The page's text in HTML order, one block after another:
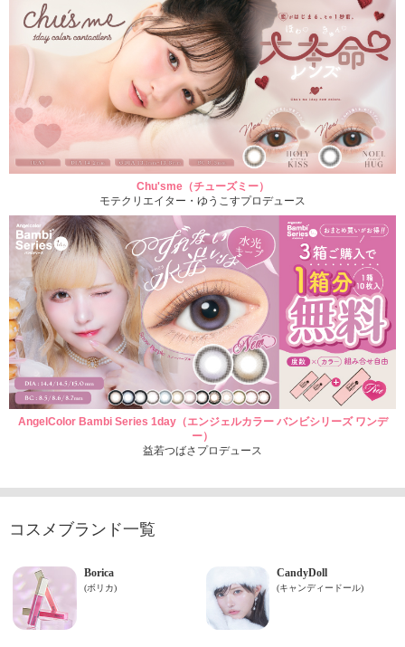
Chu'sme（チューズミー）
モテクリエイター・ゆうこすプロデュース
AngelColor Bambi Series 1day（エンジェルカラー バンビシリーズ ワンデ
ー）
益若つばさプロデュース
コスメブランド一覧